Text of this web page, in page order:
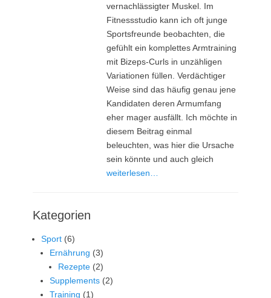
vernachlässigter Muskel. Im
Fitnessstudio kann ich oft junge
Sportsfreunde beobachten, die
gefühlt ein komplettes Armtraining
mit Bizeps-Curls in unzähligen
Variationen füllen. Verdächtiger
Weise sind das häufig genau jene
Kandidaten deren Armumfang
eher mager ausfällt. Ich möchte in
diesem Beitrag einmal
beleuchten, was hier die Ursache
sein könnte und auch gleich
weiterlesen…
Kategorien
Sport (6)
Ernährung (3)
Rezepte (2)
Supplements (2)
Training (1)